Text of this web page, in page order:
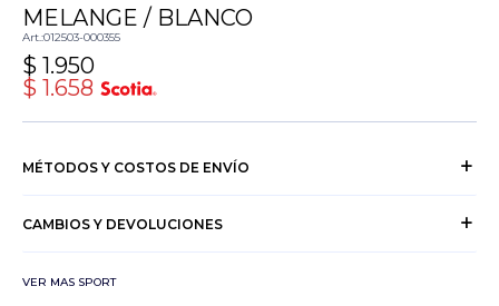
MELANGE / BLANCO
012503-000355
$ 1.950
$ 1.658
MÉTODOS Y COSTOS DE ENVÍO
CAMBIOS Y DEVOLUCIONES
VER MAS SPORT